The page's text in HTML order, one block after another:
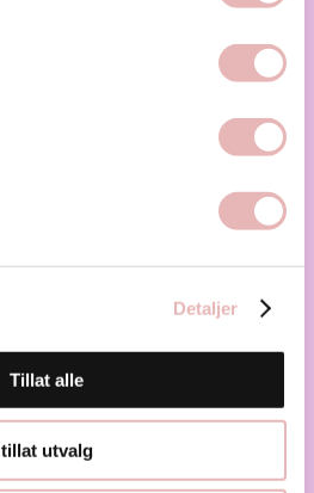
Detaljer
Tillat alle
tillat utvalg
Kjell Gunnar Gundersen opp